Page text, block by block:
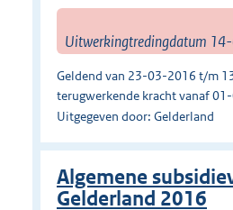
Uitwerkingtredingdatum
Geldend van 23-03-2016 t/m
terugwerkende kracht vanaf
Uitgegeven door: Gelderland
Algemene
Gelderland 2016